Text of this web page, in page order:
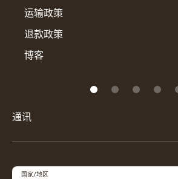
运输政策
退款政策
博客
通讯
国家/地区